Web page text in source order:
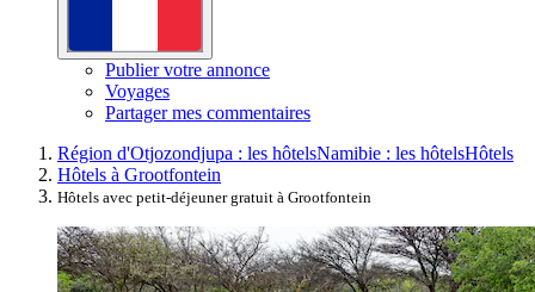
Publier votre annonce
Voyages
Partager mes commentaires
Région d'Otjozondjupa : les hôtelsNamibie : les hôtelsHôtels
Hôtels à Grootfontein
Hôtels avec petit-déjeuner gratuit à Grootfontein